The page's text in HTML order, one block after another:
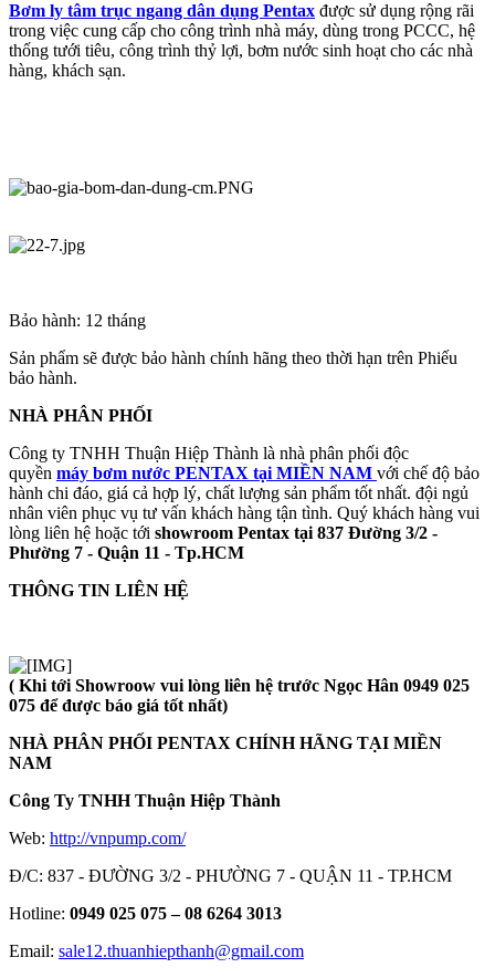
Bơm ly tâm trục ngang dân dụng Pentax được sử dụng rộng rãi
trong việc cung cấp cho công trình nhà máy, dùng trong PCCC, hệ
thống tưới tiêu, công trình thỷ lợi, bơm nước sinh hoạt cho các nhà
hàng, khách sạn.
Bảo hành: 12 tháng
Sản phẩm sẽ được bảo hành chính hãng theo thời hạn trên Phiếu
bảo hành.
NHÀ PHÂN PHỐI
Công ty TNHH Thuận Hiệp Thành là nhà phân phối độc
quyền máy bơm nước PENTAX tại MIỀN NAM với chế độ bảo
hành chi đáo, giá cả hợp lý, chất lượng sản phẩm tốt nhất. đội ngủ
nhân viên phục vụ tư vấn khách hàng tận tình. Quý khách hàng vui
lòng liên hệ hoặc tới showroom Pentax tại 837 Đường 3/2 -
Phường 7 - Quận 11 - Tp.HCM
THÔNG TIN LIÊN HỆ
( Khi tới Showroow vui lòng liên hệ trước Ngọc Hân 0949 025
075 để được báo giá tốt nhất)
NHÀ PHÂN PHỐI PENTAX CHÍNH HÃNG TẠI MIỀN
NAM
Công Ty TNHH Thuận Hiệp Thành
Web: http://vnpump.com/
Đ/C: 837 - ĐƯỜNG 3/2 - PHƯỜNG 7 - QUẬN 11 - TP.HCM
Hotline: 0949 025 075 – 08 6264 3013
Email: sale12.thuanhiepthanh@gmail.com